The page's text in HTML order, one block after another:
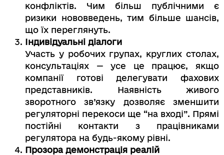
конфліктів. Чим більш публічними є
ризики нововведень, тим більше шансів,
що їх переглянуть.
Індивідуальні діалоги
Участь у робочих групах, круглих столах,
консультаціях — усе це працює, якщо
компанії готові делегувати фахових
представників. Наявність живого
зворотного зв’язку дозволяє зменшити
регуляторні перекоси ще “на вході”. Прямі
постійні контакти з працівниками
регулятора на будь-якому рівні.
Прозора демонстрація реалій